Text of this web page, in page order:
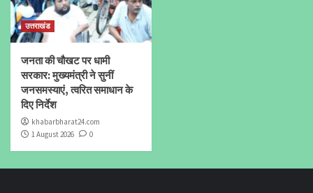
उत्तराखंड
जनता की चौखट पर धामी
सरकार: मुख्यमंत्री ने सुनीं
जनसमस्याएं, त्वरित समाधान के
दिए निर्देश
khabarbharat24.com
1 August 2026
0